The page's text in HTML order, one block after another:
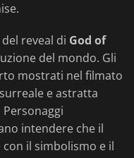
reveal di God of
del mondo. Gli
mostrati nel filmato
e astratta
intendere che il
il simbolismo e il